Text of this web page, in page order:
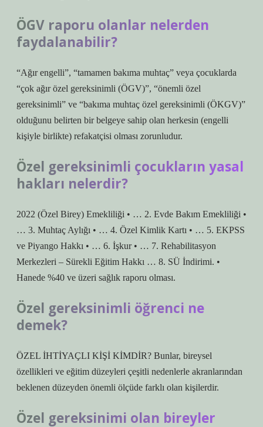
ÖGV raporu olanlar nelerden
faydalanabilir?
“Ağır engelli”, “tamamen bakıma muhtaç” veya çocuklarda
“çok ağır özel gereksinimli (ÖGV)”, “önemli özel
gereksinimli” ve “bakıma muhtaç özel gereksinimli (ÖKGV)”
olduğunu belirten bir belgeye sahip olan herkesin (engelli
kişiyle birlikte) refakatçisi olması zorunludur.
Özel gereksinimli çocukların yasal
hakları nelerdir?
2022 (Özel Birey) Emekliliği • … 2. Evde Bakım Emekliliği •
… 3. Muhtaç Aylığı • … 4. Özel Kimlik Kartı • … 5. EKPSS
ve Piyango Hakkı • … 6. İşkur • … 7. Rehabilitasyon
Merkezleri – Sürekli Eğitim Hakkı … 8. SÜ İndirimi. •
Hanede %40 ve üzeri sağlık raporu olması.
Özel gereksinimli öğrenci ne
demek?
ÖZEL İHTİYAÇLI KİŞİ KİMDİR? Bunlar, bireysel
özellikleri ve eğitim düzeyleri çeşitli nedenlerle akranlarından
beklenen düzeyden önemli ölçüde farklı olan kişilerdir.
Özel gereksinimi olan bireyler